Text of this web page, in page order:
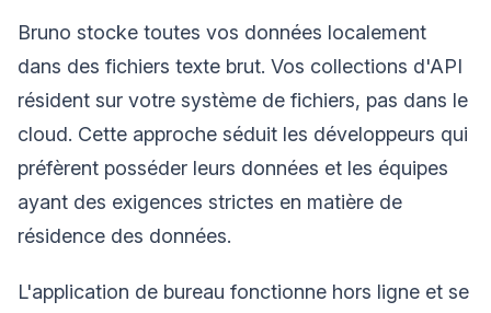
Bruno stocke toutes vos données localement
dans des fichiers texte brut. Vos collections d'API
résident sur votre système de fichiers, pas dans le
cloud. Cette approche séduit les développeurs qui
préfèrent posséder leurs données et les équipes
ayant des exigences strictes en matière de
résidence des données.
L'application de bureau fonctionne hors ligne et se